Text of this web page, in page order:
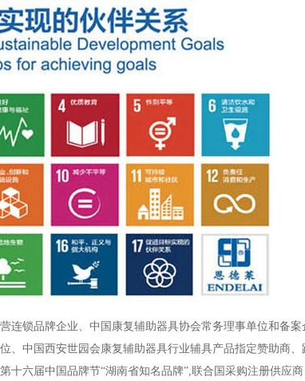
连锁品牌企业、中国康复辅助器具协会常务理事单位和备
、中国西安世园会康复辅助器具行业辅具产品指定赞助商
六届中国品牌节“湖南省知名品牌”,联合国采购注册供应商